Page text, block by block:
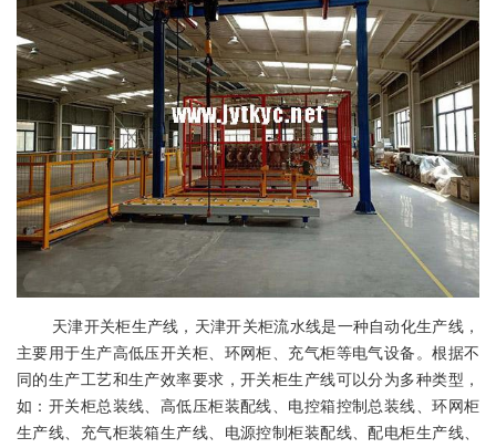
天津开关柜生产线，天津开关柜流水线是一种自动化生产线，
主要用于生产高低压开关柜、环网柜、充气柜等电气设备。根据不
同的生产工艺和生产效率要求，开关柜生产线可以分为多种类型，
如：开关柜总装线、高低压柜装配线、电控箱控制总装线、环网柜
生产线、充气柜装箱生产线、电源控制柜装配线、配电柜生产线、